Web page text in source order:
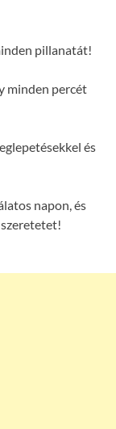
pillanatát!
minden percét
és
napon, és